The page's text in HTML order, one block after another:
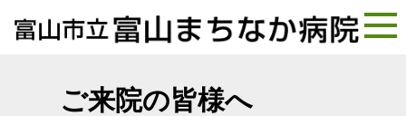
ご来院の皆様へ